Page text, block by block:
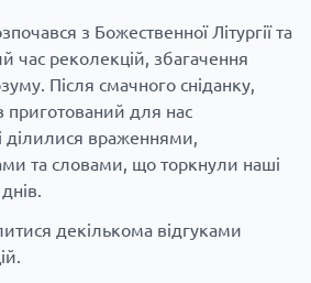
з Божественної Літургії та
час реколекцій, збагачення
Після смачного сніданку,
для нас
ділилися враженнями,
та словами, що торкнули наші
декількома відгуками